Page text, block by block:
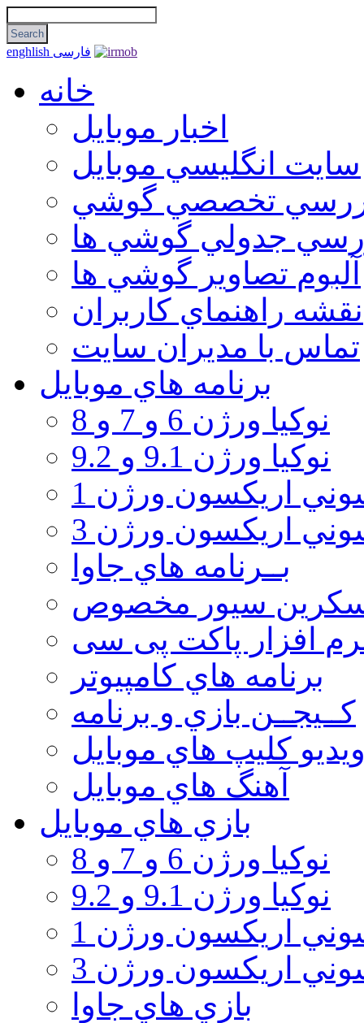
enghlish فارسی
خانه
اخبار موبایل
سايت انگليسي موبايل
تخصصي گوشي
جدولي گوشي ها
آلبوم تصاوير گوشي ها
نقشه راهنماي كاربران
تماس با مديران سايت
برنامه هاي موبايل
نوکیا ورژن 6 و 7 و 8
نوکیا ورژن 9.1 و 9.2
اريكسون ورژن 1
اريكسون ورژن 3
بــرنامه هاي جاوا
سيور مخصوص
افزار پاکت پی سی
برنامه هاي كامپيوتر
كــيجــن بازي و برنامه
كليپ هاي موبايل
آهنگ هاي موبايل
بازي هاي موبايل
نوكيا ورژن 6 و 7 و 8
نوكيا ورژن 9.1 و 9.2
اريكسون ورژن 1
اريكسون ورژن 3
بازي هاي جاوا